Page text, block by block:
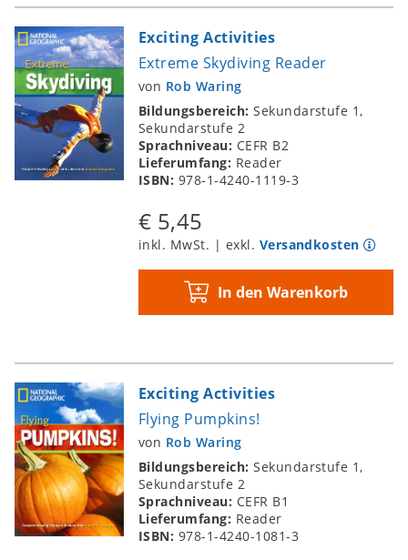
Exciting Activities
Extreme Skydiving Reader
von Rob Waring
Bildungsbereich:Sekundarstufe 1,
Sekundarstufe 2
Sprachniveau: CEFR B2
Lieferumfang: Reader
ISBN: 978-1-4240-1119-3
€ 5,45
inkl. MwSt. | exkl. Versandkosten
In den Warenkorb
Exciting Activities
Flying Pumpkins!
von Rob Waring
Bildungsbereich:Sekundarstufe 1,
Sekundarstufe 2
Sprachniveau: CEFR B1
Lieferumfang: Reader
ISBN: 978-1-4240-1081-3